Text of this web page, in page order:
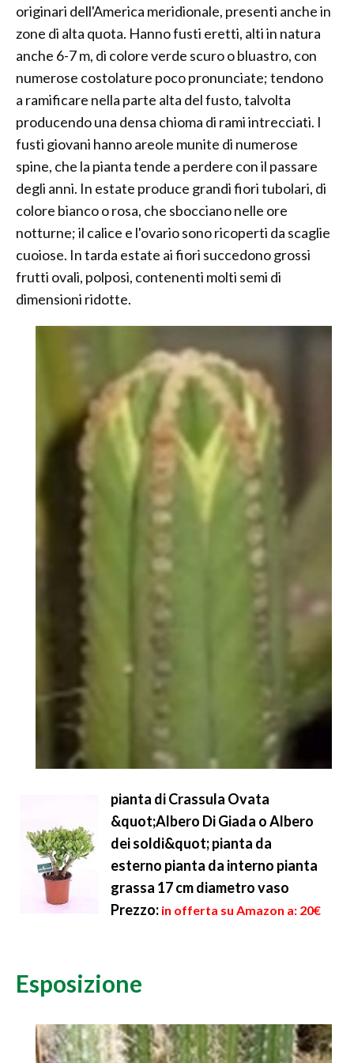
originari dell'America meridionale, presenti anche in
zone di alta quota. Hanno fusti eretti, alti in natura
anche 6-7 m, di colore verde scuro o bluastro, con
numerose costolature poco pronunciate; tendono
a ramificare nella parte alta del fusto, talvolta
producendo una densa chioma di rami intrecciati. I
fusti giovani hanno areole munite di numerose
spine, che la pianta tende a perdere con il passare
degli anni. In estate produce grandi fiori tubolari, di
colore bianco o rosa, che sbocciano nelle ore
notturne; il calice e l'ovario sono ricoperti da scaglie
cuoiose. In tarda estate ai fiori succedono grossi
frutti ovali, polposi, contenenti molti semi di
dimensioni ridotte.
pianta di Crassula Ovata
&quot;Albero Di Giada o Albero
dei soldi&quot; pianta da
esterno pianta da interno pianta
grassa 17 cm diametro vaso
Prezzo: in offerta su Amazon a: 20€
Esposizione